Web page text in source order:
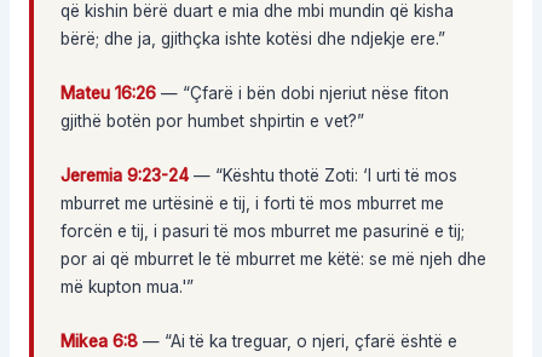
që kishin bërë duart e mia dhe mbi mundin që kisha
bërë; dhe ja, gjithçka ishte kotësi dhe ndjekje ere.”
Mateu 16:26— “Çfarë i bën dobi njeriut nëse fiton
gjithë botën por humbet shpirtin e vet?”
Jeremia 9:23-24— “Kështu thotë Zoti: ‘I urti të mos
mburret me urtësinë e tij, i forti të mos mburret me
forcën e tij, i pasuri të mos mburret me pasurinë e tij;
por ai që mburret le të mburret me këtë: se më njeh dhe
më kupton mua.'”
Mikea 6:8— “Ai të ka treguar, o njeri, çfarë është e